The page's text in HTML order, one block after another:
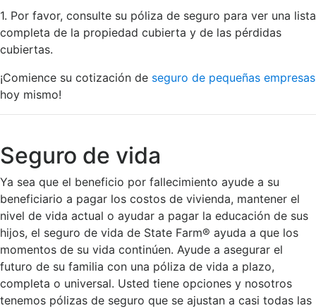
1. Por favor, consulte su póliza de seguro para ver una lista
completa de la propiedad cubierta y de las pérdidas
cubiertas.
¡Comience su cotización de seguro de pequeñas empresas
hoy mismo!
Seguro de vida
Ya sea que el beneficio por fallecimiento ayude a su
beneficiario a pagar los costos de vivienda, mantener el
nivel de vida actual o ayudar a pagar la educación de sus
hijos, el seguro de vida de State Farm® ayuda a que los
momentos de su vida continúen. Ayude a asegurar el
futuro de su familia con una póliza de vida a plazo,
completa o universal. Usted tiene opciones y nosotros
tenemos pólizas de seguro que se ajustan a casi todas las